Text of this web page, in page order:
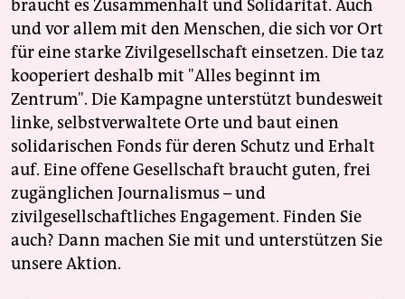
braucht es Zusammenhalt und Solidarität. Auch
und vor allem mit den Menschen, die sich vor Ort
für eine starke Zivilgesellschaft einsetzen. Die taz
kooperiert deshalb mit "Alles beginnt im
Zentrum". Die Kampagne unterstützt bundesweit
linke, selbstverwaltete Orte und baut einen
solidarischen Fonds für deren Schutz und Erhalt
auf. Eine offene Gesellschaft braucht guten, frei
zugänglichen Journalismus – und
zivilgesellschaftliches Engagement. Finden Sie
auch? Dann machen Sie mit und unterstützen Sie
unsere Aktion.